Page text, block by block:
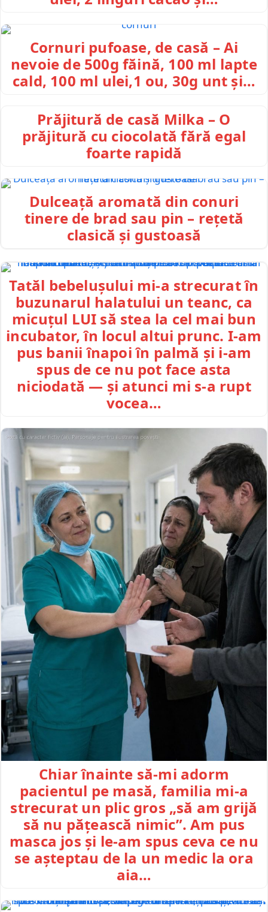
Cornuri pufoase, de casă – Ai
nevoie de 500g făină, 100 ml lapte
cald, 100 ml ulei,1 ou, 30g unt și…
Prăjitură de casă Milka – O
prăjitură cu ciocolată fără egal
foarte rapidă
Dulceață aromată din conuri
tinere de brad sau pin – rețetă
clasică și gustoasă
Tatăl bebelușului mi-a strecurat în
buzunarul halatului un teanc, ca
micuțul LUI să stea la cel mai bun
incubator, în locul altui prunc. I-am
pus banii înapoi în palmă și i-am
spus de ce nu pot face asta
niciodată — și atunci mi s-a rupt
vocea…
Chiar înainte să-mi adorm
pacientul pe masă, familia mi-a
strecurat un plic gros „să am grijă
să nu pățească nimic”. Am pus
masca jos și le-am spus ceva ce nu
se așteptau de la un medic la ora
aia…